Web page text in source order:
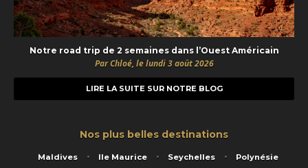
Notre road trip de 2 semaines dans l’Ouest Américain
Par Chloé, le lundi 3 août 2026
LIRE LA SUITE SUR NOTRE BLOG
Nos plus belles destinations
Maldives Ile Maurice Seychelles
Polynésie